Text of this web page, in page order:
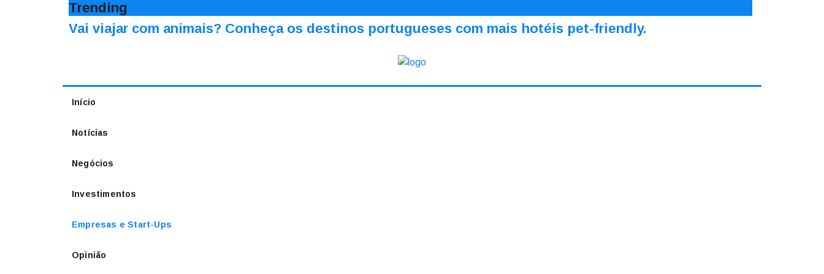
Trending
Vai viajar com animais? Conheça os destinos portugueses com mais hotéis pet-friendly.
Início
Notícias
Negócios
Investimentos
Empresas e Start-Ups
Opinião